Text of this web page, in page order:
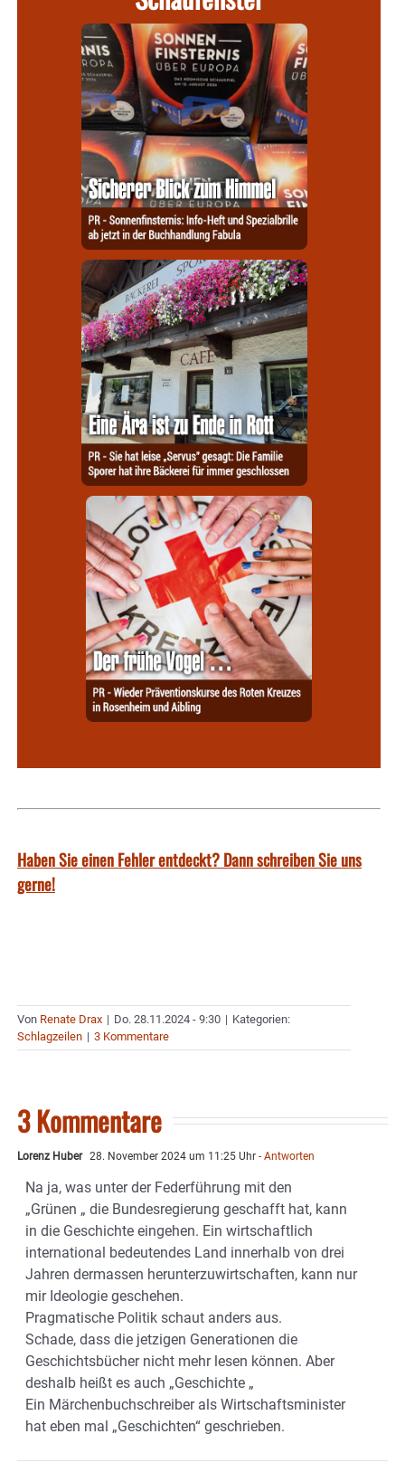
Haben Sie einen Fehler entdeckt? Dann schreiben Sie uns
gerne!
Von Renate Drax | Do. 28.11.2024 - 9:30 | Kategorien:
Schlagzeilen | 3 Kommentare
3 Kommentare
Lorenz Huber 28. November 2024 um 11:25 Uhr - Antworten
Na ja, was unter der Federführung mit den
„Grünen „ die Bundesregierung geschafft hat, kann
in die Geschichte eingehen. Ein wirtschaftlich
international bedeutendes Land innerhalb von drei
Jahren dermassen herunterzuwirtschaften, kann nur
mir Ideologie geschehen.
Pragmatische Politik schaut anders aus.
Schade, dass die jetzigen Generationen die
Geschichtsbücher nicht mehr lesen können. Aber
deshalb heißt es auch „Geschichte „
Ein Märchenbuchschreiber als Wirtschaftsminister
hat eben mal „Geschichten“ geschrieben.